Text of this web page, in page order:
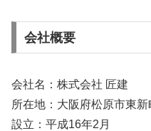
会社概要
会社名：株式会社 匠建
所在地：大阪府松原市東
設立：平成16年2月